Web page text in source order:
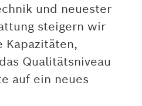
und neuester
steigern wir
Kapazitäten,
Qualitätsniveau
auf ein neues